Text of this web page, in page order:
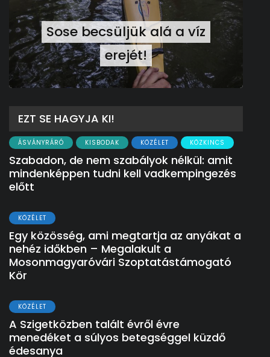
Sose becsüljük alá a víz
erejét!
EZT SE HAGYJA KI!
ÁSVÁNYRÁRÓ KISBODAK KÖZÉLET KÖZKINCS
Szabadon, de nem szabályok nélkül: amit
mindenképpen tudni kell vadkempingezés
előtt
KÖZÉLET
Egy közösség, ami megtartja az anyákat a
nehéz időkben – Megalakult a
Mosonmagyaróvári Szoptatástámogató
Kör
KÖZÉLET
A Szigetközben talált évről évre
menedéket a súlyos betegséggel küzdő
édesanya